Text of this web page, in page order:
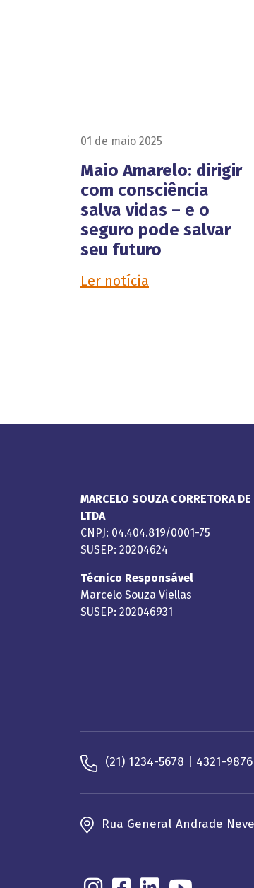
01 de maio 2025
Maio Amarelo: dirigir
com consciência
salva vidas – e o
seguro pode salvar
seu futuro
Ler notícia
MARCELO SOUZA CORRETORA
LTDA
CNPJ: 04.404.819/0001-75
SUSEP: 20204624
Técnico Responsável
Marcelo Souza Viellas
SUSEP: 202046931
(21) 1234-5678 | 4321-9876
Rua General Andrade